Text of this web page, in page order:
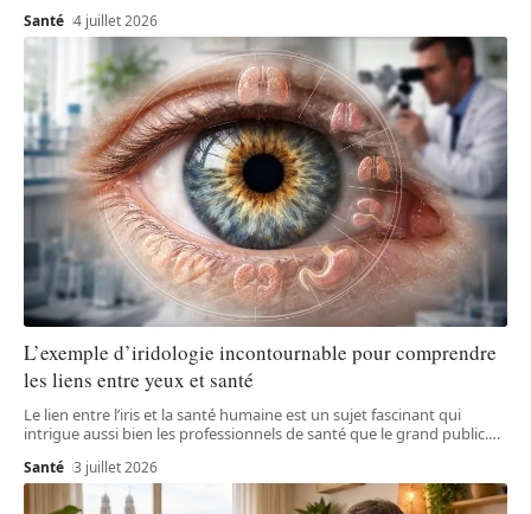
Santé 4 juillet 2026
L’exemple d’iridologie incontournable pour comprendre
les liens entre yeux et santé
Le lien entre l’iris et la santé humaine est un sujet fascinant qui
intrigue aussi bien les professionnels de santé que le grand public.…
Santé 3 juillet 2026